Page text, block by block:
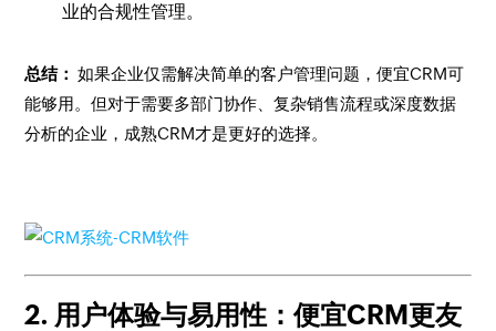
业的合规性管理。
总结： 如果企业仅需解决简单的客户管理问题，便宜CRM可
能够用。但对于需要多部门协作、复杂销售流程或深度数据
分析的企业，成熟CRM才是更好的选择。
2. 用户体验与易用性：便宜CRM更友